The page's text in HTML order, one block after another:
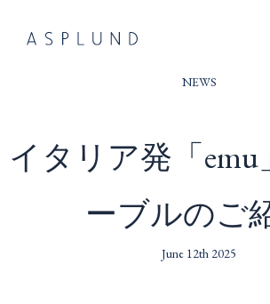
BUSINESS
COMPANY
RECRUIT
NEWS
NEWS
イタリア発「
ーブルのご
June 12th 2025